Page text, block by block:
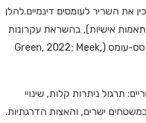
את השריר לעומסים דינמיים.להלן
אישיות), בהשראת עקרונות
מומחים ושיקום מבוסס-עומס (Green, 2022; Meek,
תרגול ניתרות קלות, שינויי
במשטחים ישרים, והאצות הדרגתיות.